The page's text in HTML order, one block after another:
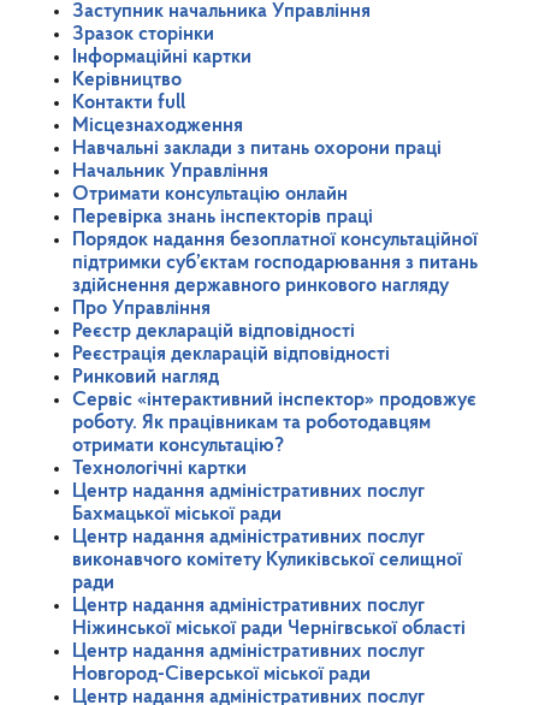
Заступник начальника Управління
Зразок сторінки
Інформаційні картки
Керівництво
Контакти full
Місцезнаходження
Навчальні заклади з питань охорони праці
Начальник Управління
Отримати консультацію онлайн
Перевірка знань інспекторів праці
Порядок надання безоплатної консультаційної
підтримки суб’єктам господарювання з питань
здійснення державного ринкового нагляду
Про Управління
Реєстр декларацій відповідності
Реєстрація декларацій відповідності
Ринковий нагляд
Сервіс «інтерактивний інспектор» продовжує
роботу. Як працівникам та роботодавцям
отримати консультацію?
Технологічні картки
Центр надання адміністративних послуг
Бахмацької міської ради
Центр надання адміністративних послуг
виконавчого комітету Куликівської селищної
ради
Центр надання адміністративних послуг
Ніжинської міської ради Чернігвської області
Центр надання адміністративних послуг
Новгород-Сіверської міської ради
Центр надання адміністративних послуг